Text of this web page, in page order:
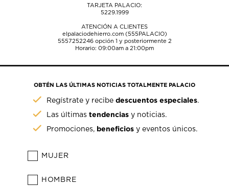
TARJETA PALACIO:
5229.1999
ATENCIÓN A CLIENTES
elpalaciodehierro.com (555PALACIO)
5557252246opción 1 y posteriormente 2
Horario: 09:00am a 21:00pm
OBTÉN LAS ÚLTIMAS NOTICIAS TOTALMENTE PALACIO
Regístrate y recibedescuentos especiales.
Las últimastendencias y noticias.
Promociones, beneficios y eventos únicos.
MUJER
HOMBRE